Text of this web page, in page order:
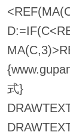
式}